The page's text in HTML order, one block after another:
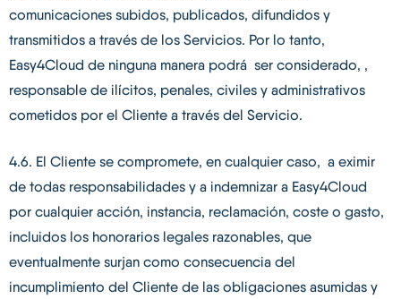
comunicaciones subidos, publicados, difundidos y
transmitidos a través de los Servicios. Por lo tanto,
Easy4Cloud de ninguna manera podrá ser considerado, ,
responsable de ilícitos, penales, civiles y administrativos
cometidos por el Cliente a través del Servicio.
4.6. El Cliente se compromete, en cualquier caso, a eximir
de todas responsabilidades y a indemnizar a Easy4Cloud
por cualquier acción, instancia, reclamación, coste o gasto,
incluidos los honorarios legales razonables, que
eventualmente surjan como consecuencia del
incumplimiento del Cliente de las obligaciones asumidas y